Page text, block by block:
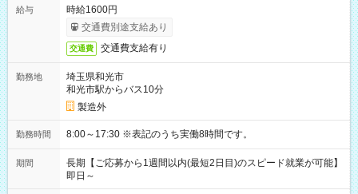
給与
時給1600円
交通費別途支給あり
交通費 交通費支給有り
勤務地
埼玉県和光市
和光市駅からバス10分
製造外
勤務時間 8:00～17:30 ※表記のうち実働8時間です。
期間
長期【ご応募から1週間以内(最短2日目)のスピード就業が可能】
即日～